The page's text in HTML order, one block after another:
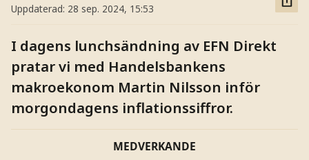
Uppdaterad: 28 sep. 2024, 15:53
I dagens lunchsändning av EFN Direkt
pratar vi med Handelsbankens
makroekonom Martin Nilsson inför
morgondagens inflationssiffror.
MEDVERKANDE